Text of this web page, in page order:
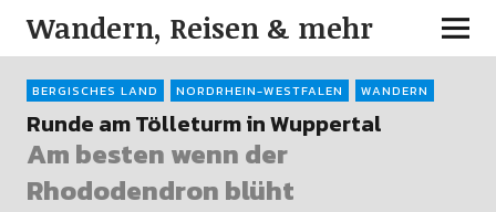
Wandern, Reisen & mehr
BERGISCHES LAND NORDRHEIN-WESTFALEN WANDERN
Runde am Tölleturm in Wuppertal
Am besten wenn der
Rhododendron blüht